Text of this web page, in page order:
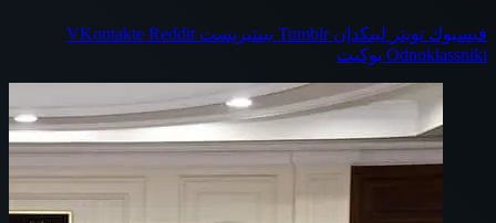
فيسبوك تويتر لينكدإن بينتيريست
Odnoklassniki بوكيت